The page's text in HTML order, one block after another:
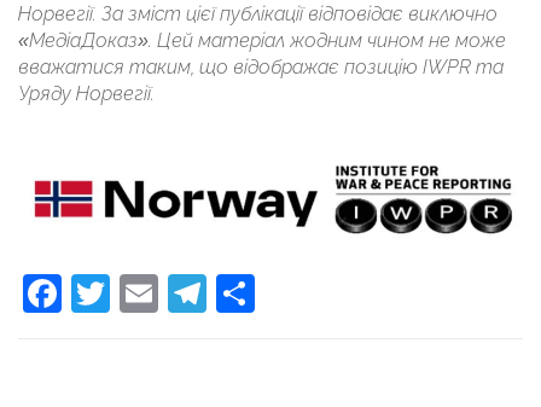
Норвегії. За зміст цієї публікації відповідає виключно
«МедіаДоказ». Цей матеріал жодним чином не може
вважатися таким, що відображає позицію IWPR та
Уряду Норвегії.
Facebook
Twitter
EmailTelegram